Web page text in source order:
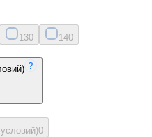
130 140
0